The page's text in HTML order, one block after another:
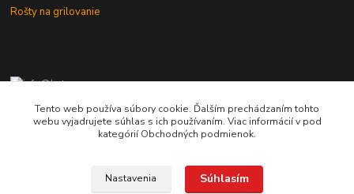
Rošty na grilovanie
+421 902 212 007
od 8:00 - do 16:00 hod
Tento web používa súbory cookie. Ďalším prechádzaním tohto
webu vyjadrujete súhlas s ich používaním. Viac informácií v pod
kategórií Obchodných podmienok.
Nastavenia Súhlasím